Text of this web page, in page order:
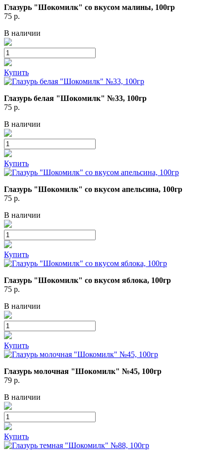
Глазурь "Шокомилк" со вкусом малины, 100гр
75 р.
В наличии
Купить
Глазурь белая "Шокомилк" №33, 100гр
75 р.
В наличии
Купить
Глазурь "Шокомилк" со вкусом апельсина, 100гр
75 р.
В наличии
Купить
Глазурь "Шокомилк" со вкусом яблока, 100гр
75 р.
В наличии
Купить
Глазурь молочная "Шокомилк" №45, 100гр
79 р.
В наличии
Купить